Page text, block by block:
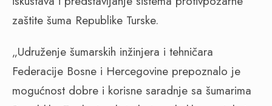
zaštite šuma Republike Turske.
„Udruženje šumarskih inžinjera i tehničara
Federacije Bosne i Hercegovine prepoznalo je
mogućnost dobre i korisne saradnje sa šumarima